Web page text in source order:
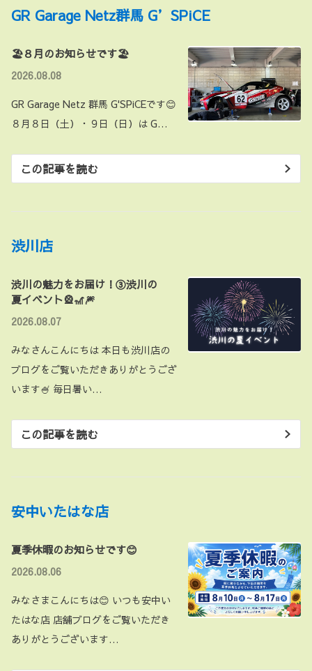
GR Garage Netz群馬 G’SPiCE
🏖️８月のお知らせです🏖️
2026.08.08
GR Garage Netz 群馬 G'SPiCEです😊
８月８日（土）・９日（日）は G…
この記事を読む
渋川店
渋川の魅力をお届け！③渋川の
夏イベント🎡🎢🎆
2026.08.07
みなさんこんにちは 本日も渋川店の
ブログをご覧いただきありがとうござ
います🍧 毎日暑い…
この記事を読む
安中いたはな店
夏季休暇のお知らせです😊
2026.08.06
みなさまこんにちは😊 いつも安中い
たはな店 店舗ブログをご覧いただき
ありがとうございます…